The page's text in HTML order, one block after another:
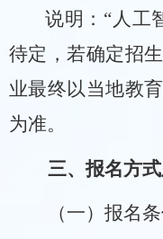
说明： “人工
待定，若确定招
业最终以当地教
为准。
三、报名方
（一）报名